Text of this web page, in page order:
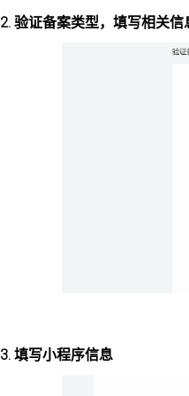
2. 验证备案类型，填写相关信
3. 填写小程序信息